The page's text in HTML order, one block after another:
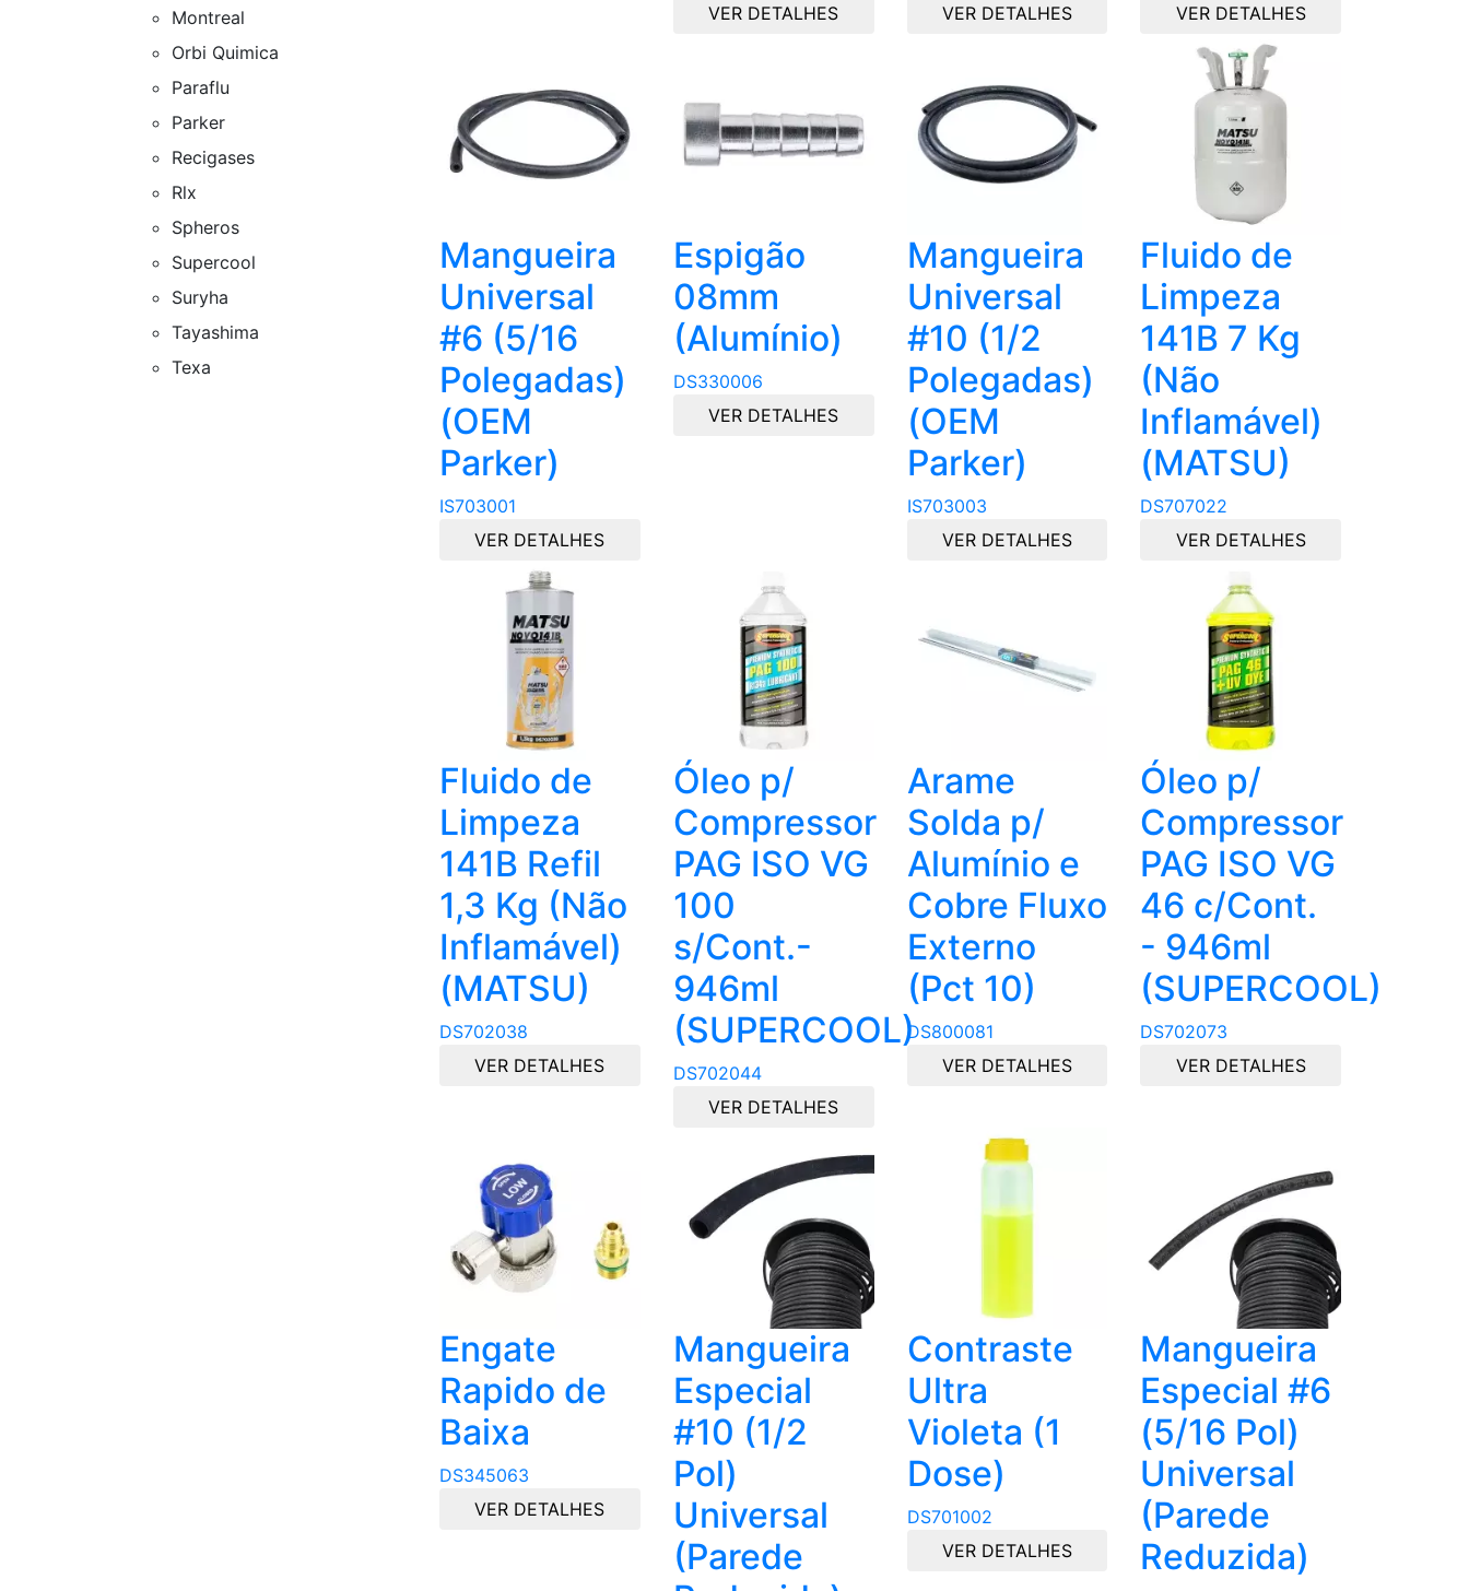
Montreal
Orbi Quimica
Paraflu
Parker
Recigases
Rlx
Spheros
Supercool
Suryha
Tayashima
Texa
VER DETALHES
VER DETALHES
VER DETALHES
Mangueira
Universal
#6 (5/16
Polegadas)
(OEM
Parker)
IS703001
VER DETALHES
Espigão
08mm
(Alumínio)
DS330006
VER DETALHES
Mangueira
Universal
#10 (1/2
Polegadas)
(OEM
Parker)
IS703003
VER DETALHES
Fluido de
Limpeza
141B 7 Kg
(Não
Inflamável)
(MATSU)
DS707022
VER DETALHES
Fluido de
Limpeza
141B Refil
1,3 Kg (Não
Inflamável)
(MATSU)
DS702038
VER DETALHES
Óleo p/
Compressor
PAG ISO VG
100
s/Cont.-
946ml
(SUPERCOOL)
DS702044
VER DETALHES
Arame
Solda p/
Alumínio e
Cobre Fluxo
Externo
(Pct 10)
DS800081
VER DETALHES
Óleo p/
Compressor
PAG ISO VG
46 c/Cont.
- 946ml
(SUPERCOOL)
DS702073
VER DETALHES
Engate
Rapido de
Baixa
DS345063
VER DETALHES
Mangueira
Especial
#10 (1/2
Pol)
Universal
(Parede
Contraste
Ultra
Violeta (1
Dose)
DS701002
VER DETALHES
Mangueira
Especial #6
(5/16 Pol)
Universal
(Parede
Reduzida)